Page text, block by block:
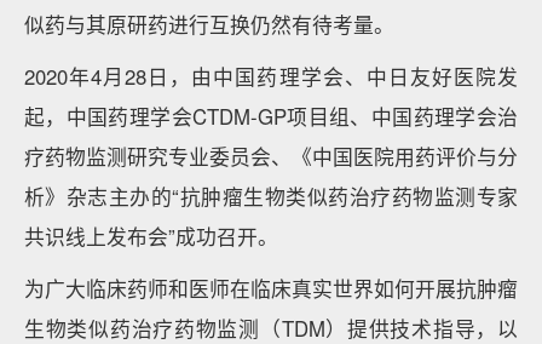
似药与其原研药进行互换仍然有待考量。
2020年4月28日，由中国药理学会、中日友好医院发
起，中国药理学会CTDM-GP项目组、中国药理学会治
疗药物监测研究专业委员会、《中国医院用药评价与分
析》杂志主办的“抗肿瘤生物类似药治疗药物监测专家
共识线上发布会”成功召开。
为广大临床药师和医师在临床真实世界如何开展抗肿瘤
生物类似药治疗药物监测（TDM）提供技术指导，以